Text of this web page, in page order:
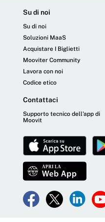
Su di noi
Su di noi
Soluzioni MaaS
Acquistare I Biglietti
Mooviter Community
Lavora con noi
Codice etico
Contattaci
Supporto tecnico dell'app di
Moovit